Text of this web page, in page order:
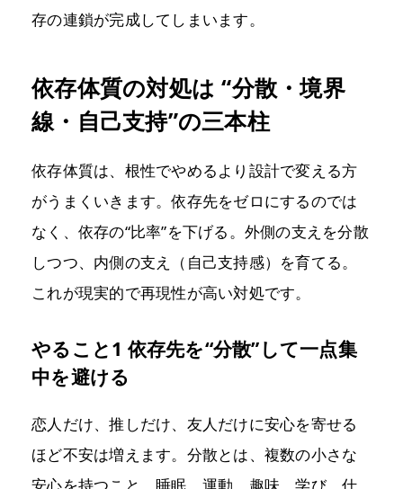
存の連鎖が完成してしまいます。
依存体質の対処は “分散・境界
線・自己支持”の三本柱
依存体質は、根性でやめるより設計で変える方
がうまくいきます。依存先をゼロにするのでは
なく、依存の“比率”を下げる。外側の支えを分散
しつつ、内側の支え（自己支持感）を育てる。
これが現実的で再現性が高い対処です。
やること1 依存先を“分散”して一点集
中を避ける
恋人だけ、推しだけ、友人だけに安心を寄せる
ほど不安は増えます。分散とは、複数の小さな